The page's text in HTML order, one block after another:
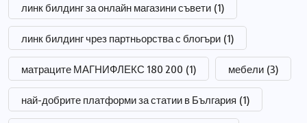
линк билдинг за онлайн магазини съвети (1)
линк билдинг чрез партньорства с блогъри (1)
матраците МАГНИФЛЕКС 180 200 (1) мебели (3)
най-добрите платформи за статии в България (1)